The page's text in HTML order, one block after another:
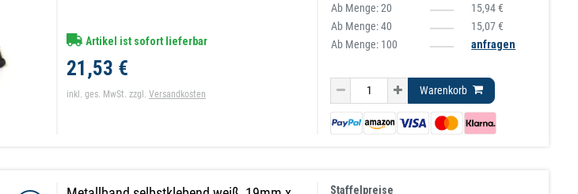
Artikel ist sofort lieferbar
21,53 €
inkl. ges. MwSt. zzgl.Versandkosten
Ab Menge:20
15,94 €
Ab Menge:40
15,07 €
Ab Menge: 100
anfragen
Warenkorb
Staffelpreise